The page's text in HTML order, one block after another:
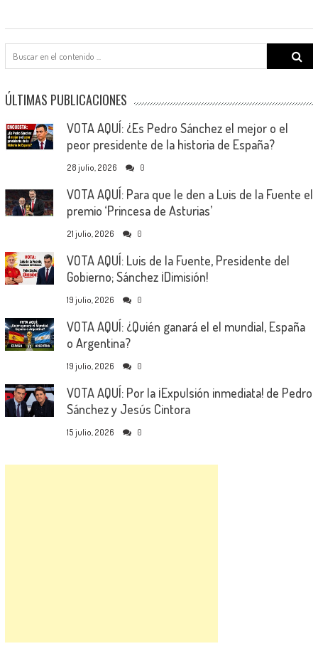
Search
for:
ÚLTIMAS PUBLICACIONES
VOTA AQUÍ: ¿Es Pedro Sánchez el mejor o el
peor presidente de la historia de España?
28 julio, 2026 0
VOTA AQUÍ: Para que le den a Luis de la Fuente el
premio ‘Princesa de Asturias’
21 julio, 2026 0
VOTA AQUÍ: Luis de la Fuente, Presidente del
Gobierno; Sánchez ¡Dimisión!
19 julio, 2026 0
VOTA AQUÍ: ¿Quién ganará el el mundial, España
o Argentina?
19 julio, 2026 0
VOTA AQUÍ: Por la ¡Expulsión inmediata! de Pedro
Sánchez y Jesús Cintora
15 julio, 2026 0